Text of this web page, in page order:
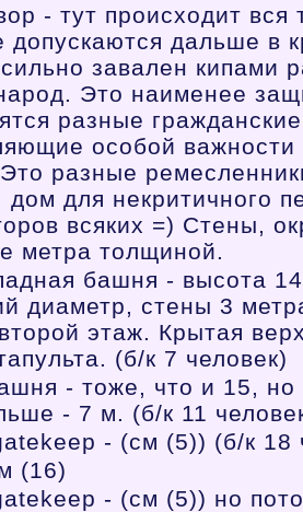
- тут происходит
допускаются дальше в
завален кипами
Это наименее
разные
особой важности
разные
дом для некритичного
всяких =) Стены,
метра толщиной.
башня - высота
диаметр, стены 3
этаж. Крытая
(б/к 7 человек)
- тоже, что и 15,
- 7 м. (б/к 11
- (см (5)) (б/к 18
(16)
- (см (5)) но